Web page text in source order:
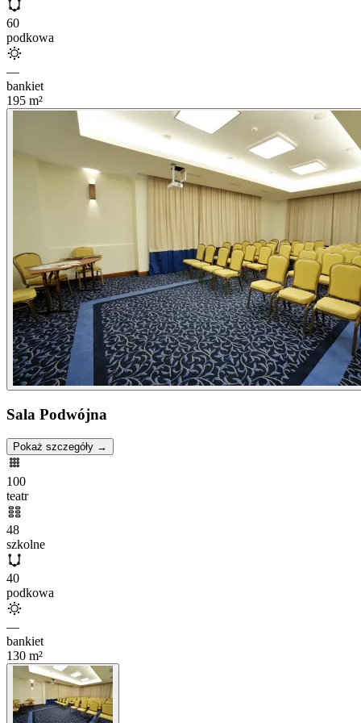
60
podkowa
—
bankiet
195 m²
Sala Podwójna
Pokaż szczegóły →
100
teatr
48
szkolne
40
podkowa
—
bankiet
130 m²